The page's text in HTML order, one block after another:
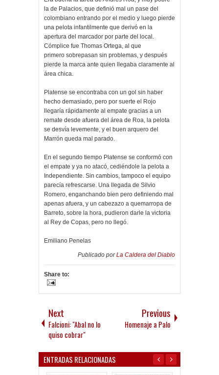
la de Palacios, que definió mal un pase del
colombiano entrando por el medio y luego pierde
una pelota infantilmente que derivó en la
apertura del marcador por parte del local.
Cómplice fue Thomas Ortega, al que
primero sobrepasan sin problemas, y después
pierde la marca ante quien llegaba claramente al
área chica.
Platense se encontraba con un gol sin haber
hecho demasiado, pero por suerte el Rojo
llegaría rápidamente al empate gracias a un
remate desde afuera del área de Roa, la pelota
se desvía levemente, y el buen arquero del
Marrón queda mal parado.
En el segundo tiempo Platense se conformó con
el empate y ya no atacó, cediéndole la pelota a
Independiente. Sin cambios, tampoco el equipo
parecía refrescarse. Una llegada de Silvio
Romero, enganchando bien pero definiendo mal
apenas afuera, y un cabezazo a quemarropa de
Barreto, sobre la hora, pudieron darle la victoria
al Rey de Copas, pero no llegó.
Emiliano Penelas
Publicado porLa Caldera del Diablo
Share to:
Next
Falcioni: "Abal no lo
quiso cobrar"
Previous
Homenaje a Palo
ENTRADAS RELACIONADAS